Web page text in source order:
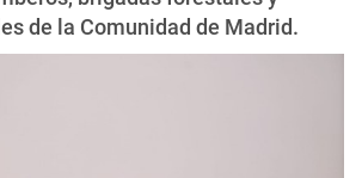
de la Comunidad de Madrid.